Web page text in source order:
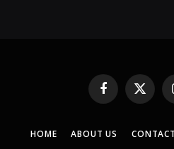
Facebook
X
(Twitter)
HOME ABOUT US